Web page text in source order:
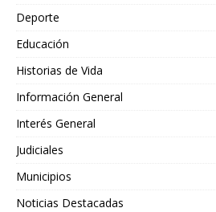
Deporte
Educación
Historias de Vida
Información General
Interés General
Judiciales
Municipios
Noticias Destacadas